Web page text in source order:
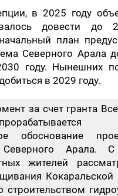
в 2025 году
довести до
план
Северного Арала
году. Нынешних
в 2029 году.
за счет гранта
обоснование
Северного Арала. С
жителей
Кокаральской
строительством